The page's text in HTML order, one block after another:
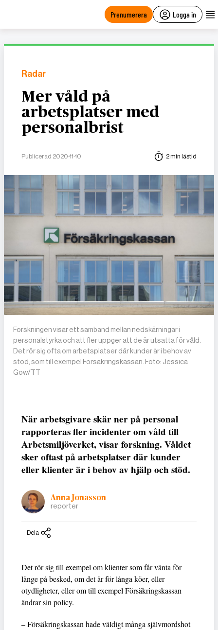
Prenumerera Logga in
Radar
Mer våld på
arbetsplatser med
personalbrist
Publicerad 2020-11-10 2 min lästid
Forskningen visar ett samband mellan nedskärningar i
personalstyrka och att fler uppger att de är utsatta för våld.
Det rör sig ofta om arbetsplatser där kunder är i behov av
stöd, som till exempel Försäkringskassan. Foto: Jessica
Gow/TT
När arbetsgivare skär ner på personal
rapporteras fler incidenter om våld till
Arbetsmiljöverket, visar forskning. Våldet
sker oftast på arbetsplatser där kunder
eller klienter är i behov av hjälp och stöd.
Anna Jonasson
reporter
Dela
Det rör sig till exempel om klienter som får vänta för
länge på besked, om det är för långa köer, eller
otydligheter, eller om till exempel Försäkringskassan
ändrar sin policy.
– Försäkringskassan hade väldigt många självmordshot